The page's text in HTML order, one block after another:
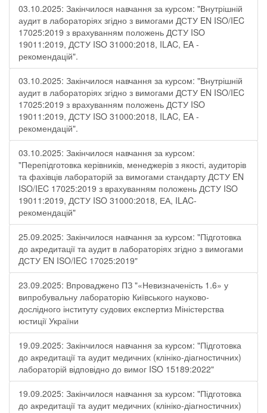
03.10.2025: Закінчилося навчання за курсом: "Внутрішній
аудит в лабораторіях згідно з вимогами ДСТУ EN ISO/IEC
17025:2019 з врахуванням положень ДСТУ ISO
19011:2019, ДСТУ ISO 31000:2018, ILAC, EA -
рекомендацій".
03.10.2025: Закінчилося навчання за курсом: "Внутрішній
аудит в лабораторіях згідно з вимогами ДСТУ EN ISO/IEC
17025:2019 з врахуванням положень ДСТУ ISO
19011:2019, ДСТУ ISO 31000:2018, ILAC, EA -
рекомендацій".
03.10.2025: Закінчилося навчання за курсом:
"Перепідготовка керівників, менеджерів з якості, аудиторів
та фахівців лабораторій за вимогами стандарту ДСТУ EN
ISO/IEC 17025:2019 з врахуванням положень ДСТУ ISO
19011:2019, ДСТУ ISO 31000:2018, ЕА, ILAC-
рекомендацій"
25.09.2025: Закінчилося навчання за курсом: "Підготовка
до акредитації та аудит в лабораторіях згідно з вимогами
ДСТУ EN ISO/IEC 17025:2019"
23.09.2025: Впроваджено ПЗ "«Невизначеність 1.6» у
випробувальну лабораторію Київського науково-
дослідного інституту судових експертиз Міністерства
юстиції України
19.09.2025: Закінчилося навчання за курсом: "Підготовка
до акредитації та аудит медичних (клініко-діагностичних)
лабораторій відповідно до вимог ISO 15189:2022"
19.09.2025: Закінчилося навчання за курсом: "Підготовка
до акредитації та аудит медичних (клініко-діагностичних)